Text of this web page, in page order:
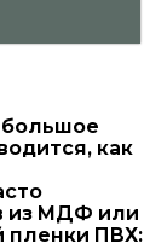
как
из МДФ или
пленки ПВХ: